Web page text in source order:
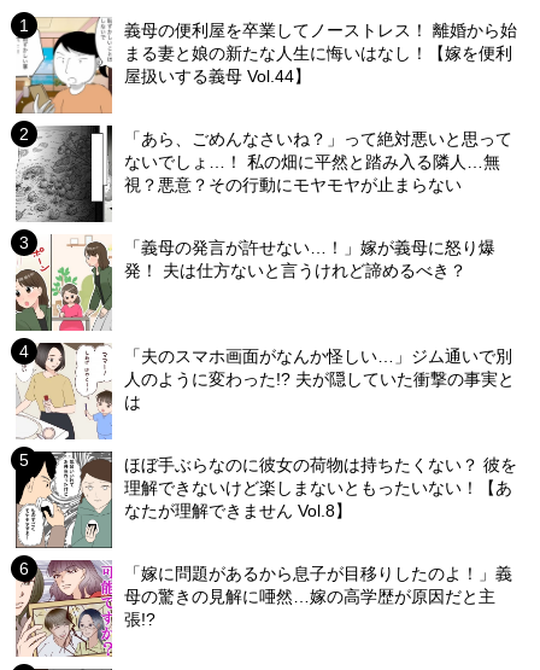
義母の便利屋を卒業してノーストレス！ 離婚から始
まる妻と娘の新たな人生に悔いはなし！【嫁を便利
屋扱いする義母 Vol.44】
「あら、ごめんなさいね？」って絶対悪いと思って
ないでしょ…！ 私の畑に平然と踏み入る隣人…無
視？悪意？その行動にモヤモヤが止まらない
「義母の発言が許せない…！」嫁が義母に怒り爆
発！ 夫は仕方ないと言うけれど諦めるべき？
「夫のスマホ画面がなんか怪しい…」ジム通いで別
人のように変わった!? 夫が隠していた衝撃の事実と
は
ほぼ手ぶらなのに彼女の荷物は持ちたくない？ 彼を
理解できないけど楽しまないともったいない！【あ
なたが理解できません Vol.8】
「嫁に問題があるから息子が目移りしたのよ！」義
母の驚きの見解に唖然…嫁の高学歴が原因だと主
張!?